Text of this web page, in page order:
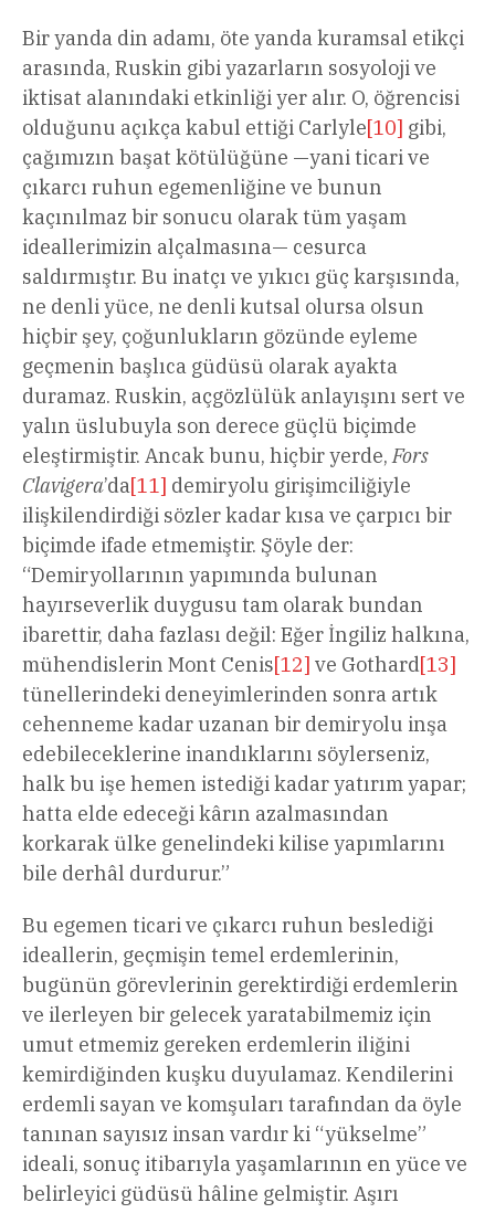
Bir yanda din adamı, öte yanda kuramsal etikçi
arasında, Ruskin gibi yazarların sosyoloji ve
iktisat alanındaki etkinliği yer alır. O, öğrencisi
olduğunu açıkça kabul ettiği Carlyle[10] gibi,
çağımızın başat kötülüğüne —yani ticari ve
çıkarcı ruhun egemenliğine ve bunun
kaçınılmaz bir sonucu olarak tüm yaşam
ideallerimizin alçalmasına— cesurca
saldırmıştır. Bu inatçı ve yıkıcı güç karşısında,
ne denli yüce, ne denli kutsal olursa olsun
hiçbir şey, çoğunlukların gözünde eyleme
geçmenin başlıca güdüsü olarak ayakta
duramaz. Ruskin, açgözlülük anlayışını sert ve
yalın üslubuyla son derece güçlü biçimde
eleştirmiştir. Ancak bunu, hiçbir yerde,Fors
Clavigera’da[11] demiryolu girişimciliğiyle
ilişkilendirdiği sözler kadar kısa ve çarpıcı bir
biçimde ifade etmemiştir. Şöyle der:
“Demiryollarının yapımında bulunan
hayırseverlik duygusu tam olarak bundan
ibarettir, daha fazlası değil: Eğer İngiliz halkına,
mühendislerin Mont Cenis[12] ve Gothard[13]
tünellerindeki deneyimlerinden sonra artık
cehenneme kadar uzanan bir demiryolu inşa
edebileceklerine inandıklarını söylerseniz,
halk bu işe hemen istediği kadar yatırım yapar;
hatta elde edeceği kârın azalmasından
korkarak ülke genelindeki kilise yapımlarını
bile derhâl durdurur.”
Bu egemen ticari ve çıkarcı ruhun beslediği
ideallerin, geçmişin temel erdemlerinin,
bugünün görevlerinin gerektirdiği erdemlerin
ve ilerleyen bir gelecek yaratabilmemiz için
umut etmemiz gereken erdemlerin iliğini
kemirdiğinden kuşku duyulamaz. Kendilerini
erdemli sayan ve komşuları tarafından da öyle
tanınan sayısız insan vardır ki “yükselme”
ideali, sonuç itibarıyla yaşamlarının en yüce ve
belirleyici güdüsü hâline gelmiştir. Aşırı